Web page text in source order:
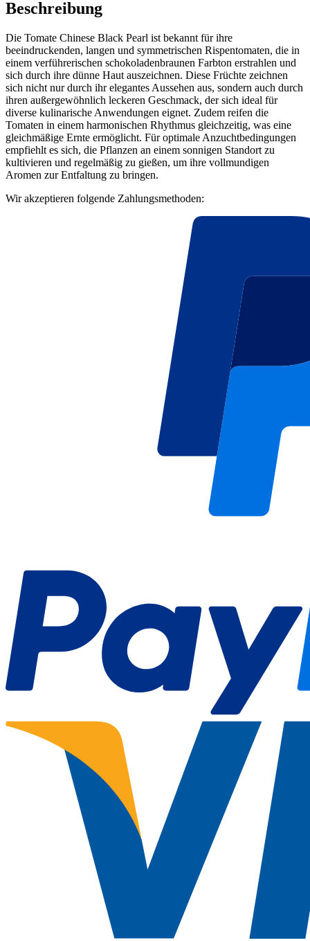
Beschreibung
Die Tomate Chinese Black Pearl ist bekannt für ihre
beeindruckenden, langen und symmetrischen Rispentomaten, die in
einem verführerischen schokoladenbraunen Farbton erstrahlen und
sich durch ihre dünne Haut auszeichnen. Diese Früchte zeichnen
sich nicht nur durch ihr elegantes Aussehen aus, sondern auch durch
ihren außergewöhnlich leckeren Geschmack, der sich ideal für
diverse kulinarische Anwendungen eignet. Zudem reifen die
Tomaten in einem harmonischen Rhythmus gleichzeitig, was eine
gleichmäßige Ernte ermöglicht. Für optimale Anzuchtbedingungen
empfiehlt es sich, die Pflanzen an einem sonnigen Standort zu
kultivieren und regelmäßig zu gießen, um ihre vollmundigen
Aromen zur Entfaltung zu bringen.
Wir akzeptieren folgende Zahlungsmethoden: